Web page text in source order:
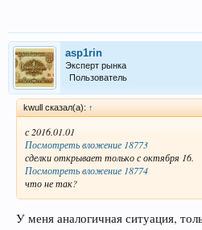
asp1rin
Эксперт рынка
Пользователь
kwull сказал(а): ↑
с 2016.01.01
Посмотреть вложение 18773
сделки открывает только с октября 16.
Посмотреть вложение 18774
что не так?
У меня аналогичная ситуация,